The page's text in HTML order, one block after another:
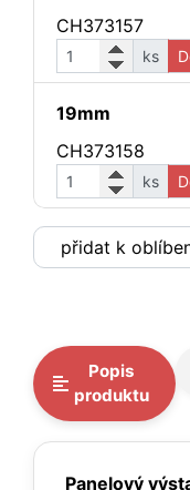
CH373157
ks
19mm
CH373158
ks
přidat k
Popis
produktu
Panelový